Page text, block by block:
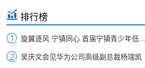
排行榜
旋翼逐风 宁镇同心 首届宁镇青少年低...
吴庆文会见华为公司高级副总裁杨瑞凯